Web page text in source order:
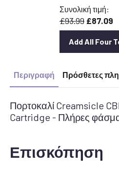
Συνολική τιμή:
£93.99 £87.09
Add All Four
Περιγραφή Πρόσθετες
Πορτοκαλί Creamsicle
Cartridge - Πλήρες
Επισκόπηση